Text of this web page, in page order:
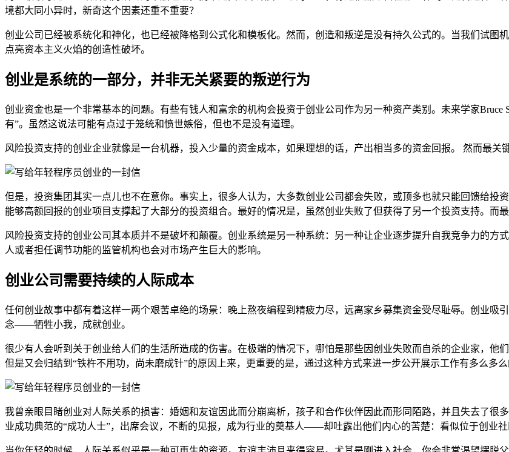
境都大同小异时，新奇这个因素还重不重要？
创业公司已经被系统化和神化，也已经被降格到公式化和模板化。然而，创造和叛逆是没有持久公式的。当我们试图
点亮资本主义火焰的创造性破坏。
创业是系统的一部分，并非无关紧要的叛逆行为
创业资金也是一个非常基本的问题。有些有钱人和富余的机构会投资于创业公司作为另一种资产类别。未来学家
有”。虽然这说法可能有点过于笼统和愤世嫉俗，但也不是没有道理。
风险投资支持的创业企业就像是一台机器，投入少量的资金成本，如果理想的话，产出相当多的资金回报。 然而最关
但是，投资集团其实一点儿也不在意你。事实上，很多人认为，大多数创业公司都会失败，或顶多也就只能回馈给投
能够高额回报的创业项目支撑起了大部分的投资组合。最好的情况是，虽然创业失败了但获得了另一个投资支持。而
风险投资支持的创业公司其本质并不是破坏和颠覆。创业系统是另一种系统：另一种让企业逐步提升自我竞争力的方
人或者担任调节功能的监管机构也会对市场产生巨大的影响。
创业公司需要持续的人际成本
任何创业故事中都有着这样一两个艰苦卓绝的场景：晚上熬夜编程到精疲力尽，远离家乡募集资金受尽耻辱。创业吸
念——牺牲小我，成就创业。
很少有人会听到关于创业给人们的生活所造成的伤害。在极端的情况下，哪怕是那些因创业失败而自杀的企业家，他
但是又会归结到“铁杵不用功，尚未磨成针”的原因上来，更重要的是，通过这种方式来进一步公开展示工作有多么多
我曾亲眼目睹创业对人际关系的损害：婚姻和友谊因此而分崩离析，孩子和合作伙伴因此而形同陌路，并且失去了很
业成功典范的“成功人士”，出席会议，不断的见报，成为行业的奠基人——却吐露出他们内心的苦楚：看似位于创业社